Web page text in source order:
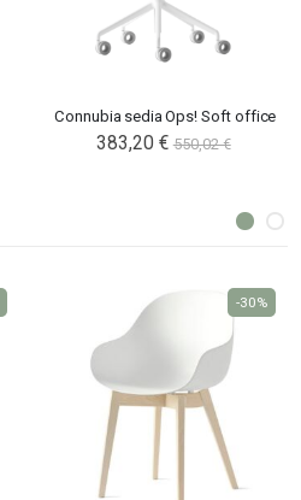
Connubia sedia Ops! Soft office
383,20 € 550,02 €
-30%